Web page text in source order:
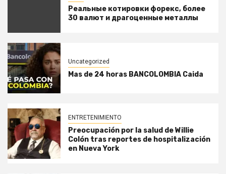
Реальные котировки форекс, более
30 валют и драгоценные металлы
Uncategorized
Mas de 24 horas BANCOLOMBIA Caida
ENTRETENIMIENTO
Preocupación por la salud de Willie
Colón tras reportes de hospitalización
en Nueva York